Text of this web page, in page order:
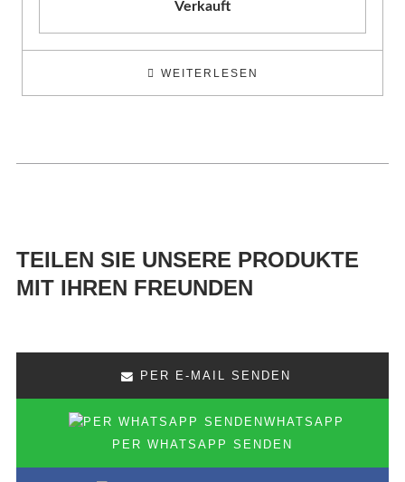
Verkauft
WEITERLESEN
TEILEN SIE UNSERE PRODUKTE
MIT IHREN FREUNDEN
PER E-MAIL SENDEN
PER WHATSAPP SENDEN